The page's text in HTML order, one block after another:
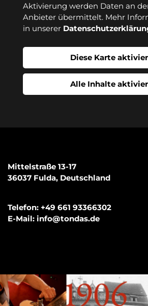
Aktivierung werden Daten an
Anbieter übermittelt. Mehr
in unserer
Diese Karte
Alle Inhalte
Mittelstraße 13-17
36037 Fulda, Deutschland
Telefon: +49 661 93366302
E-Mail: info@tondas.de